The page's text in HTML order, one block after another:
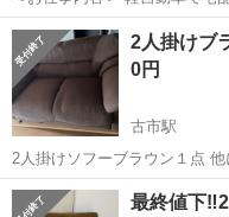
車 ■商品：雑貨 ■配送先：個人宅 ■
＞ 普通免許AT 派遣社員 ＜充実の待遇・福利厚生あり◎＞ ※下記
すべてにおい...
大阪 藤井寺市 古市駅
2人掛けブ
0円
古市駅
2人掛けソフーブラウン１点
65、奥行き73
大阪 藤井寺市 古市駅
最終値下